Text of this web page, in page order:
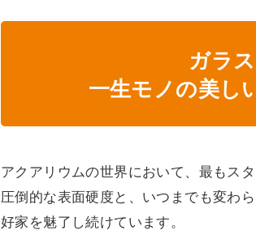
ガラ
一生モノの美し
アクアリウムの世界において、最もス
圧倒的な表面硬度と、いつまでも変わ
好家を魅了し続けています。